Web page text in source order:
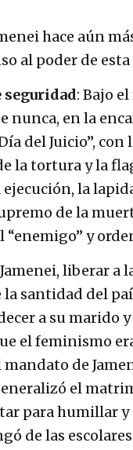
hace aún
al poder de esta
seguridad: Bajo
nunca, en la
del Juicio”,
la tortura y la
ejecución, la
de la
y
Jamenei, liberar
santidad del
a su marido
el feminismo
de
el
para humillar y
de las